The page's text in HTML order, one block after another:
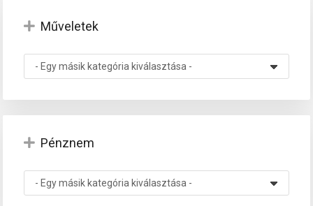
Műveletek
Pénznem